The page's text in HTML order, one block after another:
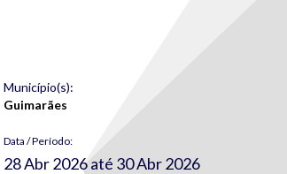
Município(s):
Guimarães
Data / Período:
28 Abr 2026até 30 Abr 2026